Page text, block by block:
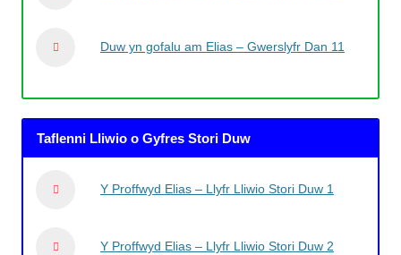
Duw yn gofalu am Elias – Gwerslyfr Dan 11
Taflenni Lliwio o Gyfres Stori Duw
Y Proffwyd Elias – Llyfr Lliwio Stori Duw 1
Y Proffwyd Elias – Llyfr Lliwio Stori Duw 2